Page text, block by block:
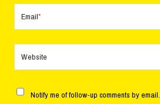
Email*
Website
Notify me of follow-up comments by email.